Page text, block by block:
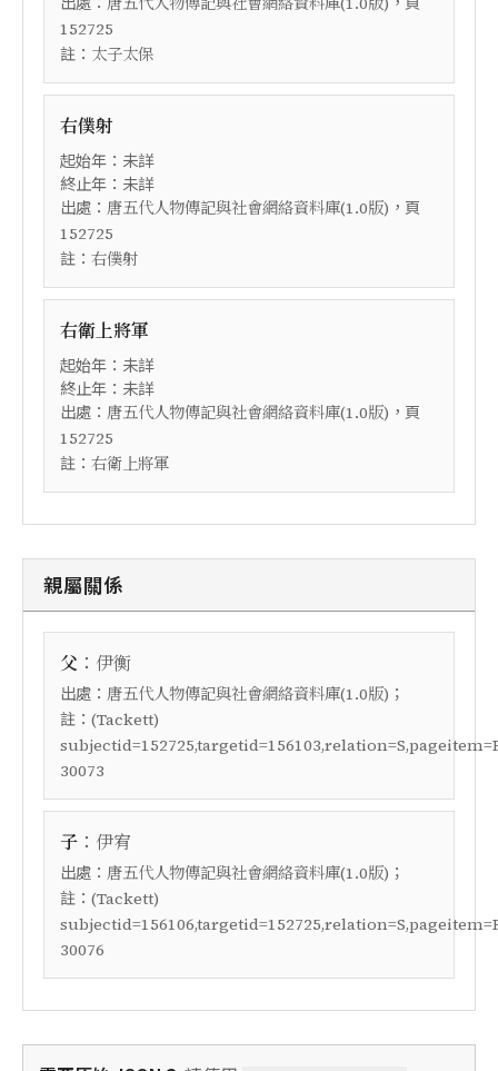
152725
註： 太子太保
右僕射
起始年：未詳
終止年：未詳
出處： 唐五代人物傳記與社會網絡資料庫(1.0版) ，頁
152725
註： 右僕射
右衛上將軍
起始年：未詳
終止年：未詳
出處： 唐五代人物傳記與社會網絡資料庫(1.0版) ，頁
152725
註： 右衛上將軍
親屬關係
父 ： 伊衡
出處： 唐五代人物傳記與社會網絡資料庫(1.0版) ；
註： (Tackett)
30073
子 ： 伊宥
出處： 唐五代人物傳記與社會網絡資料庫(1.0版) ；
註： (Tackett)
30076